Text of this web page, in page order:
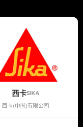
西卡SIKA
西卡(中国)有限公司